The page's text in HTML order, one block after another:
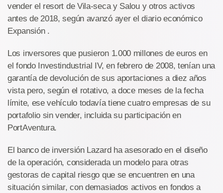
vender el resort de Vila-seca y Salou y otros activos
antes de 2018, según avanzó ayer el diario económico
Expansión .
Los inversores que pusieron 1.000 millones de euros en
el fondo Investindustrial IV, en febrero de 2008, tenían una
garantía de devolución de sus aportaciones a diez años
vista pero, según el rotativo, a doce meses de la fecha
límite, ese vehículo todavía tiene cuatro empresas de su
portafolio sin vender, incluida su participación en
PortAventura.
El banco de inversión Lazard ha asesorado en el diseño
de la operación, considerada un modelo para otras
gestoras de capital riesgo que se encuentren en una
situación similar, con demasiados activos en fondos a